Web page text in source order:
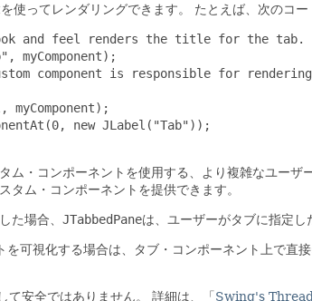
を使ってレンダリングできます。 たとえば、次のコー
and feel renders the title for the tab.
myComponent);
component is responsible for
myComponent);
new JLabel("Tab"));
ム・コンポーネントを使用する、より複雑なユーザ
タム・コンポーネントを提供できます。
た場合、 JTabbedPaneは、ユーザーがタブに指定し
を可視化する場合は、タブ・コンポーネント上で直接
安全ではありません。 詳細は、「Swing's